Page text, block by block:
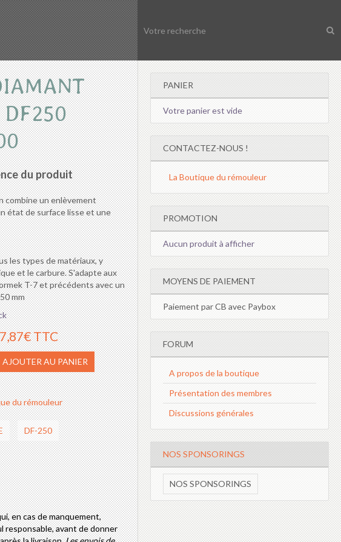
du produit
un enlèvement
état de surface lisse et une
les types de matériaux, y
et le carbure. S'adapte aux
T-7 et précédents avec un
mm
TTC
AJOUTER AU PANIER
du rémouleur
DF-250
en cas de manquement,
responsable, avant de donner
PANIER
Votre panier est vide
CONTACTEZ-NOUS !
La Boutique du rémouleur
PROMOTION
Aucun produit à afficher
MOYENS DE PAIEMENT
Paiement par CB avec Paybox
FORUM
A propos de la boutique
Présentation des membres
Discussions générales
NOS SPONSORINGS
NOS SPONSORINGS